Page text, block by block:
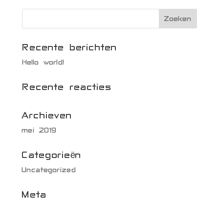
Recente berichten
Hello world!
Recente reacties
Archieven
mei 2019
Categorieën
Uncategorized
Meta